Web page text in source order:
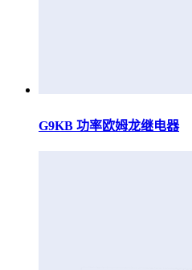
G9KB 功率欧姆龙继电器